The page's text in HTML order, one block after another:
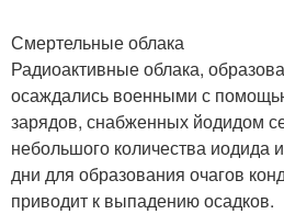
Смертельные облака
Радиоактивные облака,
осаждались военными с
зарядов, снабженных йодидом
небольшого количества иодида
дни для образования очагов
приводит к выпадению осадков.